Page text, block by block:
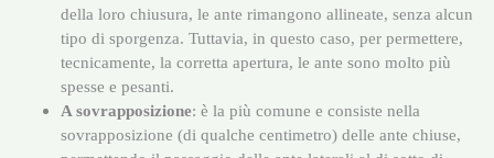
della loro chiusura, le ante rimangono allineate, senza alcun
tipo di sporgenza. Tuttavia, in questo caso, per permettere,
tecnicamente, la corretta apertura, le ante sono molto più
spesse e pesanti.
A sovrapposizione: è la più comune e consiste nella
sovrapposizione (di qualche centimetro) delle ante chiuse,